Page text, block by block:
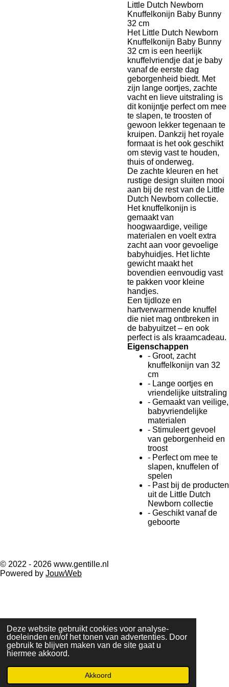
Deze website gebruikt cookies voor analyse-
doeleinden en/of het tonen van advertenties. Door
gebruik te blijven maken van de site gaat u
hiermee akkoord.
Akkoord
Little Dutch Newborn
Knuffelkonijn Baby Bunny
32 cm
Het Little Dutch Newborn
Knuffelkonijn Baby Bunny
32 cm is een heerlijk
knuffelvriendje dat je baby
vanaf de eerste dag
geborgenheid biedt. Met
zijn lange oortjes, zachte
vacht en lieve uitstraling is
dit konijntje perfect om mee
te slapen, te troosten of
gewoon lekker tegenaan te
kruipen. Dankzij het royale
formaat is het ook geschikt
om stevig vast te houden,
thuis of onderweg.
De zachte kleuren en het
rustige design sluiten mooi
aan bij de rest van de Little
Dutch Newborn collectie.
Het knuffelkonijn is
gemaakt van
hoogwaardige, veilige
materialen en voelt extra
zacht aan voor gevoelige
babyhuidjes. Het lichte
gewicht maakt het
bovendien eenvoudig vast
te pakken voor kleine
handjes.
Een tijdloze en
hartverwarmende knuffel
die niet mag ontbreken in
de babyuitzet – en ook
perfect is als kraamcadeau.
Eigenschappen
- Groot, zacht
knuffelkonijn van 32
cm
- Lange oortjes en
vriendelijke uitstraling
- Gemaakt van veilige,
babyvriendelijke
materialen
- Stimuleert gevoel
van geborgenheid en
troost
- Perfect om mee te
slapen, knuffelen of
spelen
- Past bij de producten
uit de Little Dutch
Newborn collectie
- Geschikt vanaf de
geboorte
© 2022 - 2026 www.gentille.nl
Powered by JouwWeb